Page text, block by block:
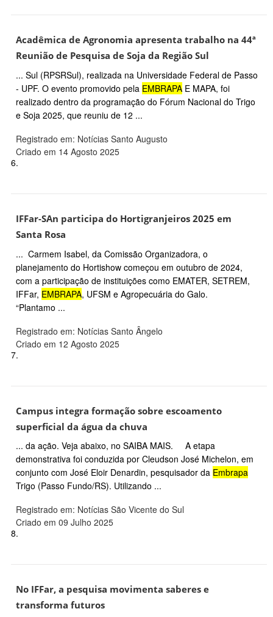
Acadêmica de Agronomia apresenta trabalho na 44ª
Reunião de Pesquisa de Soja da Região Sul
... Sul (RPSRSul), realizada na Universidade Federal de Passo
- UPF. O evento promovido pela EMBRAPA E MAPA, foi
realizado dentro da programação do Fórum Nacional do Trigo
e Soja 2025, que reuniu de 12 ...
Registrado em: Notícias Santo Augusto
Criado em 14 Agosto 2025
6.
IFFar-SAn participa do Hortigranjeiros 2025 em
Santa Rosa
... Carmem Isabel, da Comissão Organizadora, o
planejamento do Hortishow começou em outubro de 2024,
com a participação de instituições como EMATER, SETREM,
IFFar, EMBRAPA, UFSM e Agropecuária do Galo.
“Plantamo ...
Registrado em: Notícias Santo Ângelo
Criado em 12 Agosto 2025
7.
Campus integra formação sobre escoamento
superficial da água da chuva
... da ação. Veja abaixo, no SAIBA MAIS. A etapa
demonstrativa foi conduzida por Cleudson José Michelon, em
conjunto com José Eloir Denardin, pesquisador da Embrapa
Trigo (Passo Fundo/RS). Utilizando ...
Registrado em: Notícias São Vicente do Sul
Criado em 09 Julho 2025
8.
No IFFar, a pesquisa movimenta saberes e
transforma futuros